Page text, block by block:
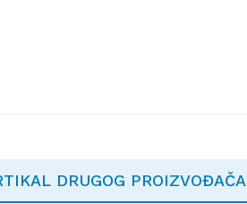
DRUGOG PROIZVOĐAČA